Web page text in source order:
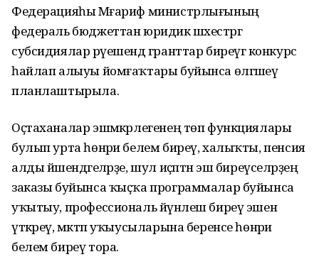
Федерацияһы Мәғариф министрлығының
федераль бюджеттан юридик шәхестәргә
субсидиялар рәүешендә гранттар биреүгә конкурс
һайлап алыуы йомғаҡтары буйынса өлгәшеү
планлаштырыла.
Оҫтаханалар эшмәкәрлегенең төп функциялары
булып урта һөнәри белем биреү, халыҡты, пенсия
алды йәшендәгеләрҙе, шул иҫәптән эш биреүселәрҙең
заказы буйынса ҡыҫҡа программалар буйынса
уҡытыу, профессиональ йүнәлеш биреү эшен
үткәреү, мәктәп уҡыусыларына беренсе һөнәри
белем биреү тора.